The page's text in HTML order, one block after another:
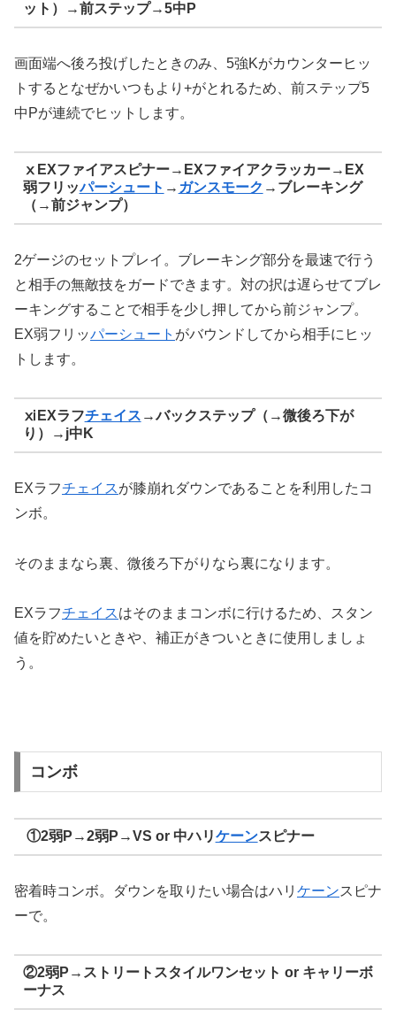
ット）→前ステップ→5中P
画面端へ後ろ投げしたときのみ、5強Kがカウンターヒッ
トするとなぜかいつもより+がとれるため、前ステップ5
中Pが連続でヒットします。
ⅹEXファイアスピナー→EXファイアクラッカー→EX
弱フリッパーシュート → ガンスモーク →ブレーキング
（→前ジャンプ）
2ゲージのセットプレイ。ブレーキング部分を最速で行う
と相手の無敵技をガードできます。対の択は遅らせてブレ
ーキングすることで相手を少し押してから前ジャンプ。
EX弱フリッパーシュート がバウンドしてから相手にヒッ
トします。
ⅺEXラフチェイス →バックステップ（→微後ろ下が
り）→j中K
EXラフチェイスが膝崩れダウンであることを利用したコ
ンボ。
そのままなら裏、微後ろ下がりなら裏になります。
EXラフチェイスはそのままコンボに行けるため、スタン
値を貯めたいときや、補正がきついときに使用しましょ
う。
コンボ
①2弱P→2弱P→VS or 中ハリケーンスピナー
密着時コンボ。ダウンを取りたい場合はハリ ケーンスピナ
ーで。
②2弱P→ストリートスタイルワンセット or キャリーボ
ーナス